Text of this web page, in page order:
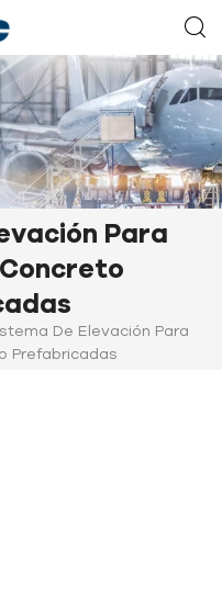
Para
De Elevación Para
Prefabricadas